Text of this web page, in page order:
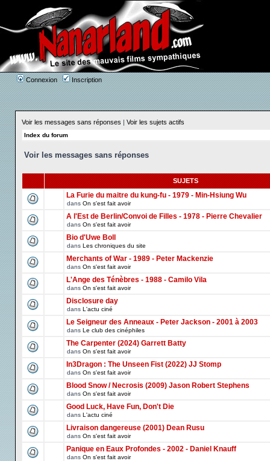
Connexion Inscription
Voir les messages sans réponses | Voir les sujets actifs
Index du forum
Voir les messages sans réponses
SUJETS
La Furie du maitre du kung-fu - 1979 - Min-Hsiung Wu
dans On s'est fait avoir
A l'Est de Berlin/Convoi de Filles - 1978 - Pierre Chevalier
dans On s'est fait avoir
Bio d'Uwe Boll
dans Les chroniques du site
Merchants of War - 1989 - Peter Mackenzie
dans On s'est fait avoir
L'Ange des Ténèbres - 1988 - Camilo Vila
dans On s'est fait avoir
Disclosure day
dans L'actu ciné
Le Seigneur des Anneaux - Peter Jackson - 2001 à 2003
dans Le club des cinéphiles
The Carpenter (2024) Garrett Batty
dans On s'est fait avoir
In3Dragon : The Unseen Fist (2022) JJ Stomp
dans On s'est fait avoir
Blood Snow / Necrosis (2009) Jason Robert Stephens
dans On s'est fait avoir
Good Luck, Have Fun, Don't Die
dans L'actu ciné
Livraison dangereuse (2001) Dean Rusu
dans On s'est fait avoir
Panique en Eaux Profondes - 2002 - Daniel Knauff
dans On s'est fait avoir